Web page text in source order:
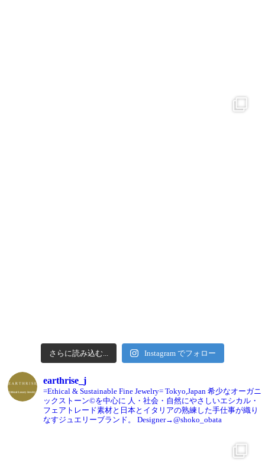
さらに読み込む... Instagram でフォロー
earthrise_j
=Ethical & Sustainable Fine Jewelry= Tokyo,Japan 希少なオーガニ
ックストーン©️を中心に 人・社会・自然にやさしいエシカル・
フェアトレード素材と日本とイタリアの熟練した手仕事が織り
なすジュエリーブランド。
Designer→@shoko_obata